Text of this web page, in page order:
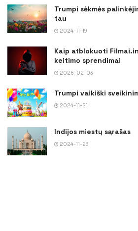
Trumpi sėkmės
tau
2024-11-19
Kaip atblokuoti
keitimo sprendimai
2026-02-03
Trumpi vaikiški
2024-11-21
Indijos miestų sąrašas
2024-11-23